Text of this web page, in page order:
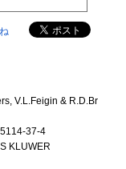
V.L.Feigin & R.D.Br
37-4
KLUWER